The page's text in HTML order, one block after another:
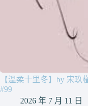
【溫柔十里冬】by 宋
#99
2026 年 7 月 11 日